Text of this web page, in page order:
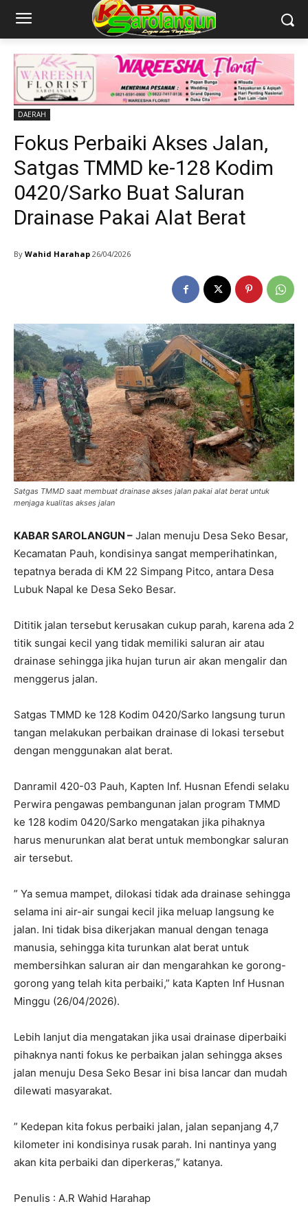
DAERAH
Fokus Perbaiki Akses Jalan,
Satgas TMMD ke-128 Kodim
0420/Sarko Buat Saluran
Drainase Pakai Alat Berat
By Wahid Harahap 26/04/2026
Satgas TMMD saat membuat drainase akses jalan pakai alat berat untuk
menjaga kualitas akses jalan
KABAR SAROLANGUN – Jalan menuju Desa Seko Besar,
Kecamatan Pauh, kondisinya sangat memperihatinkan,
tepatnya berada di KM 22 Simpang Pitco, antara Desa
Lubuk Napal ke Desa Seko Besar.
Dititik jalan tersebut kerusakan cukup parah, karena ada 2
titik sungai kecil yang tidak memiliki saluran air atau
drainase sehingga jika hujan turun air akan mengalir dan
menggerus jalan.
Satgas TMMD ke 128 Kodim 0420/Sarko langsung turun
tangan melakukan perbaikan drainase di lokasi tersebut
dengan menggunakan alat berat.
Danramil 420-03 Pauh, Kapten Inf. Husnan Efendi selaku
Perwira pengawas pembangunan jalan program TMMD
ke 128 kodim 0420/Sarko mengatakan jika pihaknya
harus menurunkan alat berat untuk membongkar saluran
air tersebut.
” Ya semua mampet, dilokasi tidak ada drainase sehingga
selama ini air-air sungai kecil jika meluap langsung ke
jalan. Ini tidak bisa dikerjakan manual dengan tenaga
manusia, sehingga kita turunkan alat berat untuk
membersihkan saluran air dan mengarahkan ke gorong-
gorong yang telah kita perbaiki,” kata Kapten Inf Husnan
Minggu (26/04/2026).
Lebih lanjut dia mengatakan jika usai drainase diperbaiki
pihaknya nanti fokus ke perbaikan jalan sehingga akses
jalan menuju Desa Seko Besar ini bisa lancar dan mudah
dilewati masyarakat.
” Kedepan kita fokus perbaiki jalan, jalan sepanjang 4,7
kilometer ini kondisinya rusak parah. Ini nantinya yang
akan kita perbaiki dan diperkeras,” katanya.
Penulis : A.R Wahid Harahap